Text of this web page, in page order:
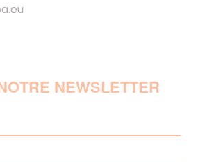
NEWSLETTER